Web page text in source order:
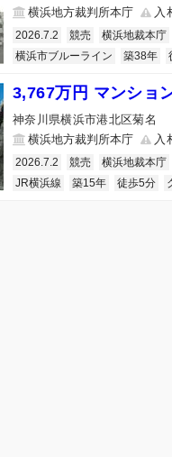
横浜地方裁判所本庁
入
2026.7.2 競売 横浜地裁本庁
横浜市ブルーライン
築38年
3,767万円 マンショ
神奈川県横浜市港北区菊名
横浜地方裁判所本庁
入
2026.7.2 競売 横浜地裁本庁
JR横浜線
築15年 徒歩5分